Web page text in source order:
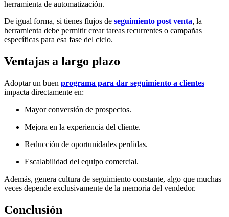
herramienta de automatización.
De igual forma, si tienes flujos de seguimiento post venta, la
herramienta debe permitir crear tareas recurrentes o campañas
específicas para esa fase del ciclo.
Ventajas a largo plazo
Adoptar un buen programa para dar seguimiento a clientes
impacta directamente en:
Mayor conversión de prospectos.
Mejora en la experiencia del cliente.
Reducción de oportunidades perdidas.
Escalabilidad del equipo comercial.
Además, genera cultura de seguimiento constante, algo que muchas
veces depende exclusivamente de la memoria del vendedor.
Conclusión